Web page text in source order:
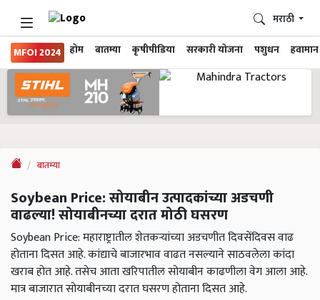
MFOI 2024 होम बातम्या कृषीपीडिया सरकारी योजना पशुधन हवामान
मराठी
बातम्या
Soybean Price: सोयाबीन उत्पादकांच्या अडचणी
वाढल्या! सोयाबीनच्या दरात मोठी घसरण
Soybean Price: महाराष्ट्रातील शेतकऱ्यांच्या अडचणीत दिवसेंदिवस वाढ
होताना दिसत आहे. कांद्याचे बाजारभाव वाढत नसल्याने साठवलेला कांदा
खराब होत आहे. तसेच आता खरिपातील सोयाबीन काढणीला वेग आला आहे.
मात्र बाजारात सोयाबीनच्या दरात घसरण होताना दिसत आहे.